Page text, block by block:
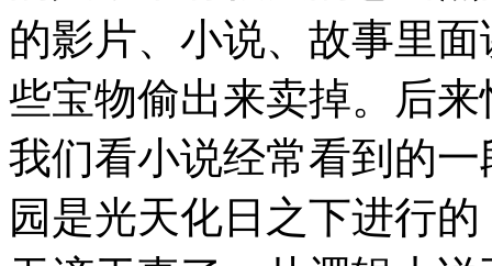
的影片、小说、故事里
些宝物偷出来卖掉。后
我们看小说经常看到的
园是光天化日之下进行